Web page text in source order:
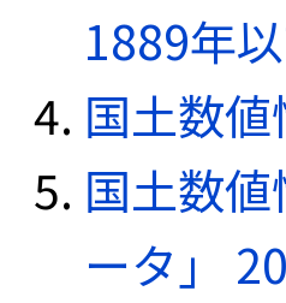
1889年
国土数
国土数
ータ」